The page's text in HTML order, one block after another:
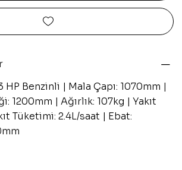
Benzinli | Mala Çapı: 1070mm |
1200mm | Ağırlık: 107kg | Yakıt
Tüketimi: 2.4L/saat | Ebat: